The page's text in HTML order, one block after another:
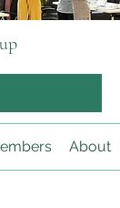
About